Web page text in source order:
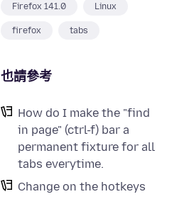
Firefox 141.0 Linux
firefox tabs
也請參考
How do I make the "find
in page" (ctrl-f) bar a
permanent fixture for all
tabs everytime.
Change on the hotkeys